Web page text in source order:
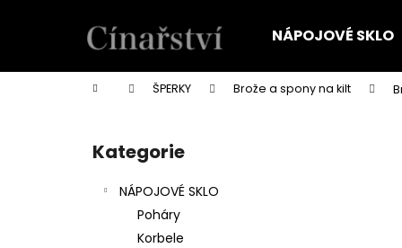
NÁPOJOVÉ SKLO
Domů ŠPERKY Brože a spony na kilt
Přeskočit
kategorie
Kategorie
NÁPOJOVÉ SKLO
Poháry
Korbele
í
Zpět
do
Zpět
do